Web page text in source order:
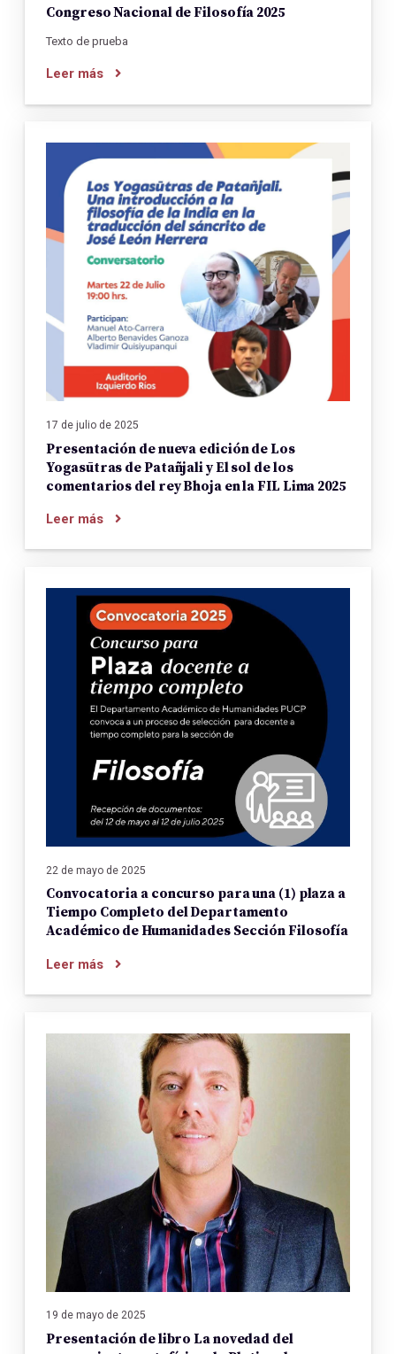
Congreso Nacional de Filosofía 2025
Texto de prueba
Leer más
17 de julio de 2025
Presentación de nueva edición de Los
Yogasūtras de Patañjali y El sol de los
comentarios del rey Bhoja en la FIL Lima 2025
Leer más
22 de mayo de 2025
Convocatoria a concurso para una (1) plaza a
Tiempo Completo del Departamento
Académico de Humanidades Sección Filosofía
Leer más
19 de mayo de 2025
Presentación de libro La novedad del